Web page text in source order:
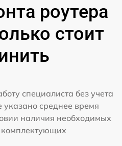
роутера
стоит
специалиста без учета
указано среднее время
наличия необходимых